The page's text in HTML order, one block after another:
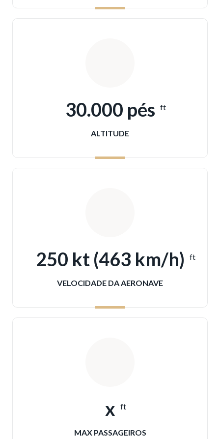
30.000 pés ft
ALTITUDE
250 kt (463 km/h) ft
VELOCIDADE DA AERONAVE
x ft
MAX PASSAGEIROS